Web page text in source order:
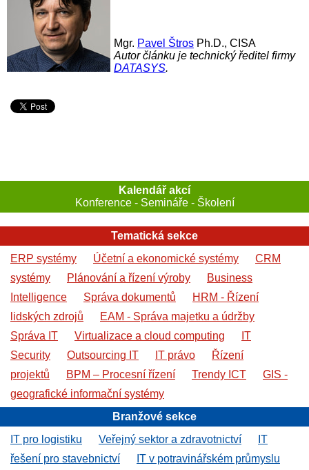
Mgr. Pavel Štros Ph.D., CISA
Autor článku je technický ředitel firmy
DATASYS.
Kalendář akcí
Konference - Semináře - Školení
Tematická sekce
ERP systémy
Účetní a ekonomické systémy
CRM
systémy
Plánování a řízení výroby
Business
Intelligence
Správa dokumentů
HRM - Řízení
lidských zdrojů
EAM - Správa majetku a údržby
Správa IT
Virtualizace a cloud computing
IT
Security
Outsourcing IT IT právo
Řízení
projektů
BPM – Procesní řízení Trendy ICT
GIS -
geografické informační systémy
Branžové sekce
IT pro logistiku
Veřejný sektor a zdravotnictví
IT
řešení pro stavebnictví
IT v potravinářském průmyslu